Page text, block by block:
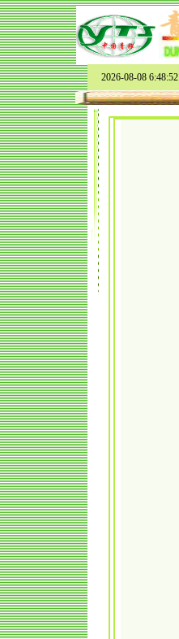
2026-08-08 6:48:52